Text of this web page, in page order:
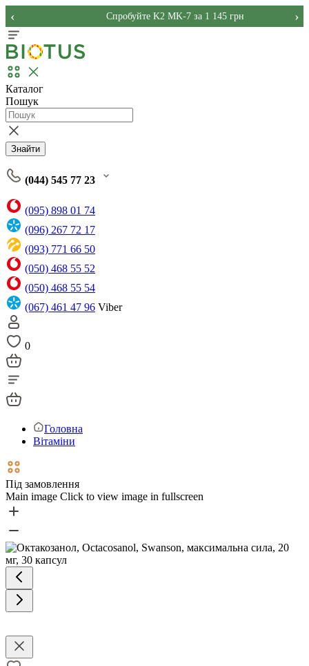
Спробуйте K2 MK-7 за 1 145 грн
‹ ›
Каталог
Пошук
Знайти
(044) 545 77 23
(095) 898 01 74
(096) 267 72 17
(093) 771 66 50
(050) 468 55 52
(050) 468 55 54
(067) 461 47 96 Viber
0
Головна
Вітаміни
Під замовлення
Main image Click to view image in fullscreen